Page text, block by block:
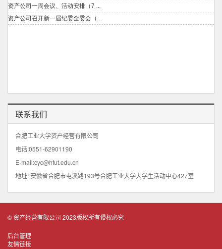
联系我们
合肥工业大学资产经营有限公司
电话:0551-62901190
E-mail:cyc@hfut.edu.cn
地址: 安徽省合肥市屯溪路193号合肥工业大学大学生活动中心427室
© 资产经营有限公司 2023版权所有侵权必究
后台管理
友情链接